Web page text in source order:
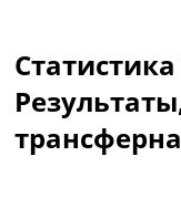
Украина.
Лига